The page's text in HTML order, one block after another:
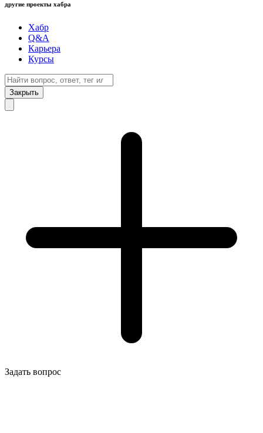
другие проекты хабра
Хабр
Q&A
Карьера
Курсы
Закрыть
Задать вопрос